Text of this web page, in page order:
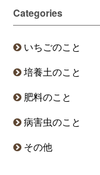
Categories
いちごのこと
培養土のこと
肥料のこと
病害虫のこと
その他